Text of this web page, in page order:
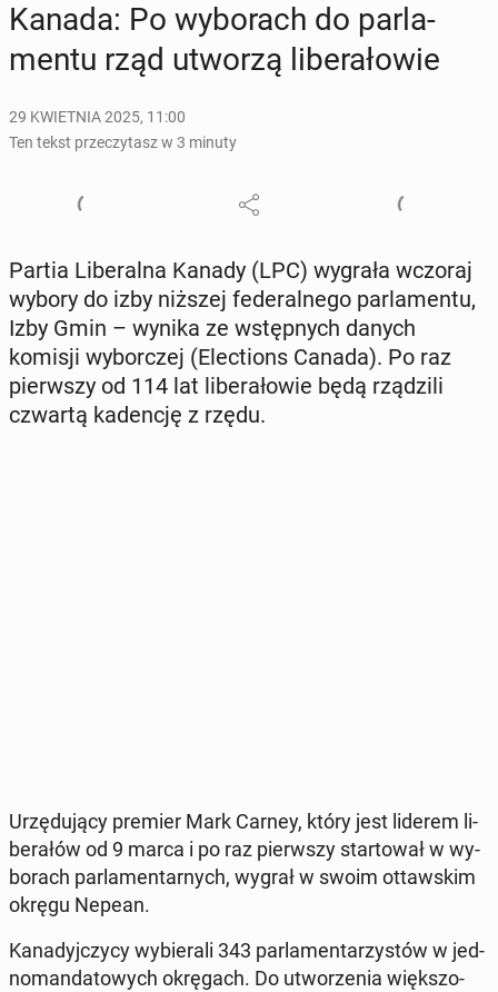
Kanada: Po wy­bo­rach do par­la­
men­tu rząd utworzą li­be­ra­ło­wie
29 KWIETNIA 2025, 11:00
Ten tekst przeczytasz w 3 minuty
Partia Li­be­ral­na Kanady (LPC) wygrała wczoraj
wybory do izby niższej fe­de­ral­ne­go par­la­men­tu,
Izby Gmin – wynika ze wstęp­nych danych
komisji wy­bor­czej (Elec­tions Canada). Po raz
pierw­szy od 114 lat li­be­ra­ło­wie będą rzą­dzi­li
czwartą ka­den­cję z rzędu.
Urzę­du­ją­cy premier Mark Carney, który jest liderem li­
be­ra­łów od 9 marca i po raz pierw­szy star­to­wał w wy­
bo­rach par­la­men­tar­nych, wygrał w swoim ot­taw­skim
okręgu Nepean.
Ka­na­dyj­czy­cy wy­bie­ra­li 343 par­la­men­ta­rzy­stów w jed­
no­man­da­to­wych okrę­gach. Do utwo­rze­nia więk­szo­